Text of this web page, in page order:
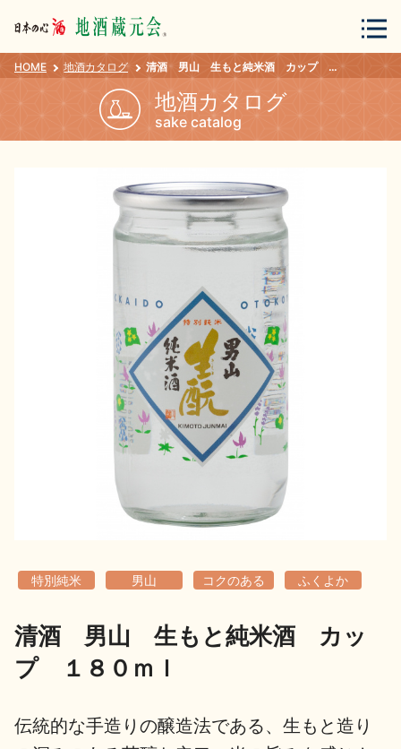
会員登録 ログイン
地酒カタログ
地酒解体新書
HOME 地酒カタログ 清酒 男山 生もと純米酒 カップ １８０ｍｌ
地酒カタログ
sake catalog
特別純米 男山 コクのある ふくよか
清酒 男山 生もと純米酒 カッ
プ １８０ｍｌ
伝統的な手造りの醸造法である、生もと造り